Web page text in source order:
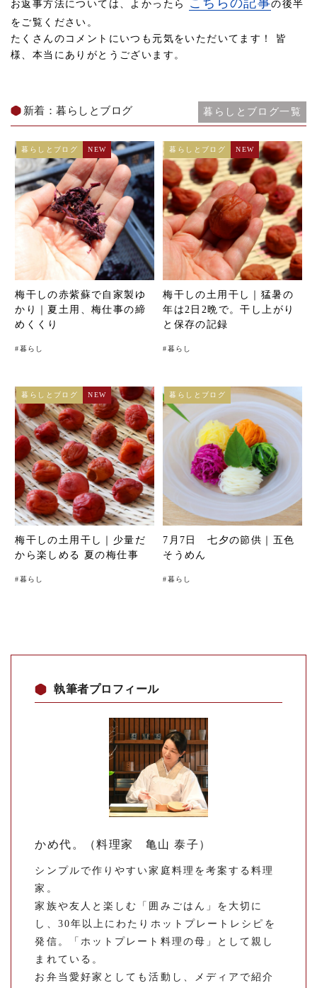
お返事方法については、よかったら
の後半
をご覧ください。
たくさんのコメントにいつも元気をいただいてます！ 皆
様、本当にありがとうございます。
新着：暮らしとブログ 暮らしとブログ一覧
梅干しの赤紫蘇で自家製ゆ
かり｜夏土用、梅仕事の締
めくくり
#暮らし
暮らしとブログ NEW
梅干しの土用干し｜猛暑の
年は2日2晩で。干し上がり
と保存の記録
#暮らし
暮らしとブログ NEW
梅干しの土用干し｜少量だ
から楽しめる 夏の梅仕事
#暮らし
暮らしとブログ NEW
7月7日 七夕の節供｜五色
そうめん
#暮らし
暮らしとブログ
執筆者プロフィール
かめ代。（料理家 亀山 泰子）
シンプルで作りやすい家庭料理を考案する料理
家。
家族や友人と楽しむ「囲みごはん」を大切に
し、30年以上にわたりホットプレートレシピを
発信。「ホットプレート料理の母」として親し
まれている。
お弁当愛好家としても活動し、メディアで紹介